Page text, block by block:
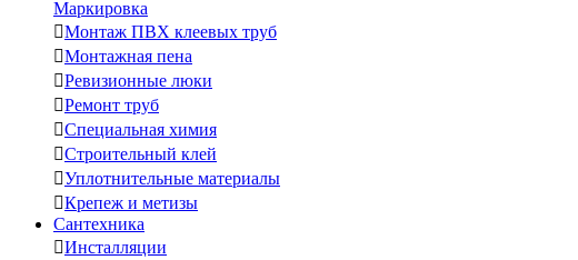
Маркировка
Монтаж ПВХ клеевых труб
Монтажная пена
Ревизионные люки
Ремонт труб
Специальная химия
Строительный клей
Уплотнительные материалы
Крепеж и метизы
Сантехника
Инсталляции